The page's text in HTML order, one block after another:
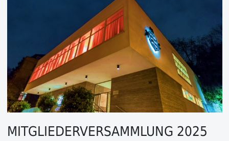
MITGLIEDERVERSAMMLUNG 2025